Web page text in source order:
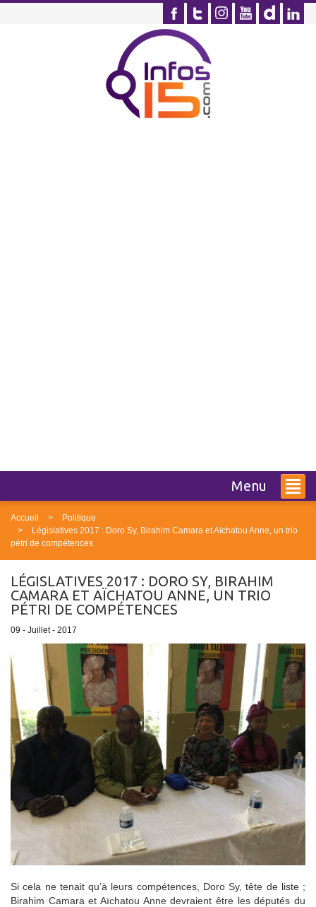
Menu
Accueil
Politique
Législatives 2017 : Doro Sy, Birahim Camara et Aïchatou Anne, un trio
pétri de compétences
LÉGISLATIVES 2017 : DORO SY, BIRAHIM
CAMARA ET AÏCHATOU ANNE, UN TRIO
PÉTRI DE COMPÉTENCES
09 - Juillet - 2017
Si cela ne tenait qu’à leurs compétences, Doro Sy, tête de liste ;
Birahim Camara et Aïchatou Anne devraient être les députés du